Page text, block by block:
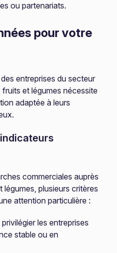
ou partenariats.
pour votre
entreprises du secteur
et légumes nécessite
adaptée à leurs
commerciales auprès
plusieurs critères
attention particulière :
les entreprises
stable ou en